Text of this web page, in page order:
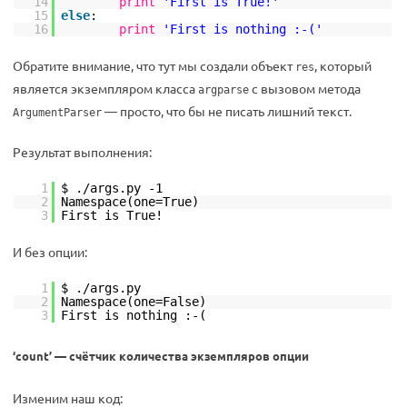
15
else:
16
print 'First is nothing :-('
Обратите внимание, что тут мы создали объект res, который
является экземпляром класса argparse с вызовом метода
ArgumentParser — просто, что бы не писать лишний текст.
Результат выполнения:
1
$ ./args.py -1
2
Namespace(one=True)
3
First is True!
И без опции:
1
$ ./args.py
2
Namespace(one=False)
3
First is nothing :-(
‘count’ — счётчик количества экземпляров опции
Изменим наш код: